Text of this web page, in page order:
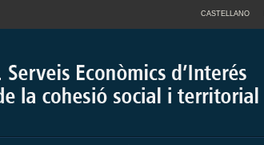
CASTELLANO